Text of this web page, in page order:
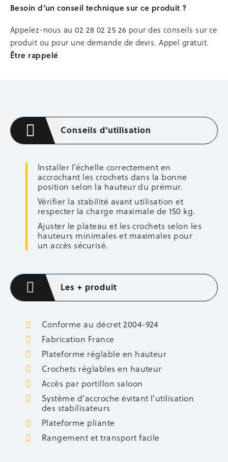
Bennes passe-porte
Stations, podiums de lavage
Occasion bennes
Diables, chariots à timons
Plateformes, tables élévatrices
Tiges de coffrage
Axes de fixation
Boulons et écrous
Barrettes d’about de voiles
Lisses et sous-lisses
Accessoires de coffrage
Entretien des banches
Occasion coffrage
Aménagement de chantier
Éclairage
Occasion sécurité
Occasion étaiement
Occasion coffrage
Occasion stockage
Occasion bennes
Occasion équipement
Rachat de votre matériel
Besoin d’un conseil technique sur ce produit ?
Appelez-nous au02 28 02 25 26 pour des conseils sur ce
produit ou pour une demande de devis. Appel gratuit.
Être rappelé
Conseils d'utilisation
Installer l’échelle correctement en
accrochant les crochets dans la bonne
position selon la hauteur du prémur.
Vérifier la stabilité avant utilisation et
respecter la charge maximale de 150 kg.
Ajuster le plateau et les crochets selon les
hauteurs minimales et maximales pour
un accès sécurisé.
Les + produit
Conforme au décret 2004-924
Fabrication France
Plateforme réglable en hauteur
Crochets réglables en hauteur
Accès par portillon saloon
Système d’accroche évitant l’utilisation
des stabilisateurs
Plateforme pliante
Rangement et transport facile